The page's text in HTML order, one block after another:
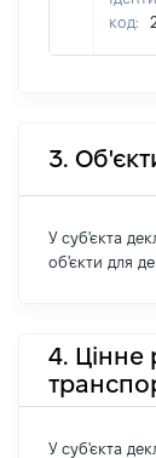
код:
3.
У суб'єкта
об'єкти для
4. Цінне
У суб'єкта